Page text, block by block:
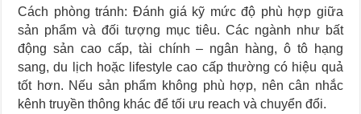
Cách phòng tránh: Đánh giá kỹ mức độ phù hợp giữa
sản phẩm và đối tượng mục tiêu. Các ngành như bất
động sản cao cấp, tài chính – ngân hàng, ô tô hạng
sang, du lịch hoặc lifestyle cao cấp thường có hiệu quả
tốt hơn. Nếu sản phẩm không phù hợp, nên cân nhắc
kênh truyền thông khác để tối ưu reach và chuyển đổi.